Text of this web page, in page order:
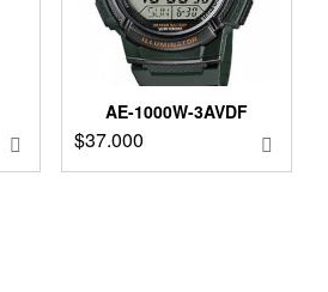
AE-1000W-3AVDF
$37.000